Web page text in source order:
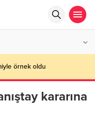
örnek oldu
kararına